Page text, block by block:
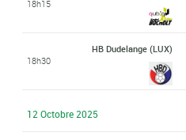
18h15
18h30
HB Dudelange (LUX)
12 Octobre 2025